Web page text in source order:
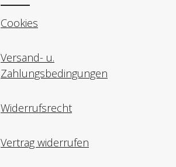
Cookies
Versand- u.
Zahlungsbedingungen
Widerrufsrecht
Vertrag widerrufen